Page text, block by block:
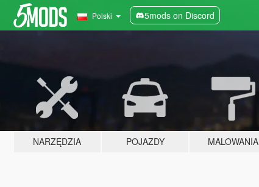
Polski 5mods on Discord
NARZĘDZIA POJAZDY MALOWANIA